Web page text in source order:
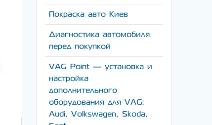
Покраска авто Киев
Диагностика автомобиля
перед покупкой
VAG Point — установка и
настройка
дополнительного
оборудования для VAG:
Audi, Volkswagen, Skoda,